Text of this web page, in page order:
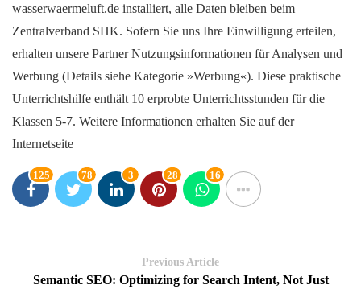
wasserwaermeluft.de installiert, alle Daten bleiben beim
Zentralverband SHK. Sofern Sie uns Ihre Einwilligung erteilen,
erhalten unsere Partner Nutzungsinformationen für Analysen und
Werbung (Details siehe Kategorie »Werbung«). Diese praktische
Unterrichtshilfe enthält 10 erprobte Unterrichtsstunden für die
Klassen 5-7. Weitere Informationen erhalten Sie auf der
Internetseite
125 78 3 28 16
Previous Article
Semantic SEO: Optimizing for Search Intent, Not Just